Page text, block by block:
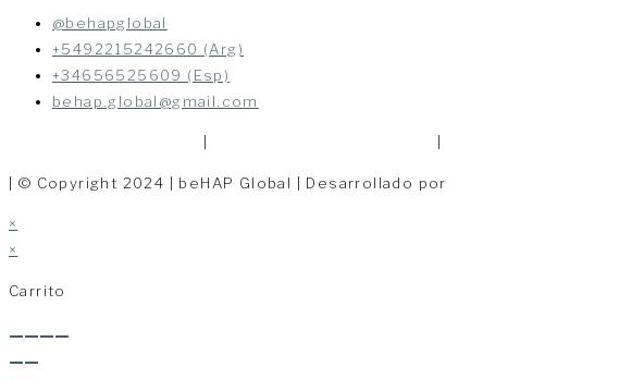
@behapglobal
+5492215242660 (Arg)
+34656525609 (Esp)
behap.global@gmail.com
| © Copyright 2024 | beHAP Global | Desarrollado por
×
×
Carrito